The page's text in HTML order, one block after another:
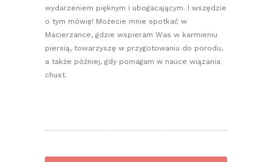
wydarzeniem pięknym i ubogacającym. I wszędzie
o tym mówię! Możecie mnie spotkać w
Macierzance, gdzie wspieram Was w karmieniu
piersią, towarzyszę w przygotowaniu do porodu,
a także później, gdy pomagam w nauce wiązania
chust.